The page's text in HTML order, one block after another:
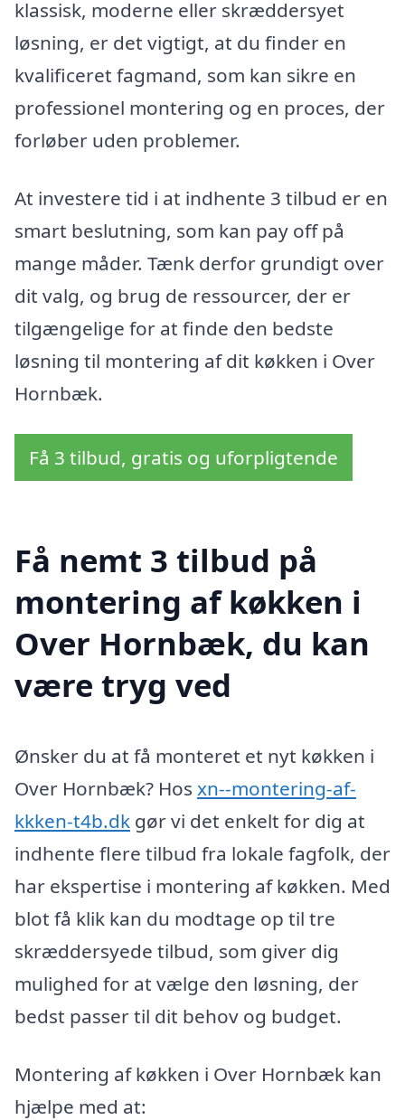
klassisk, moderne eller skræddersyet
løsning, er det vigtigt, at du finder en
kvalificeret fagmand, som kan sikre en
professionel montering og en proces, der
forløber uden problemer.
At investere tid i at indhente 3 tilbud er en
smart beslutning, som kan pay off på
mange måder. Tænk derfor grundigt over
dit valg, og brug de ressourcer, der er
tilgængelige for at finde den bedste
løsning til montering af dit køkken i Over
Hornbæk.
Få 3 tilbud, gratis og uforpligtende
Få nemt 3 tilbud på
montering af køkken i
Over Hornbæk, du kan
være tryg ved
Ønsker du at få monteret et nyt køkken i
Over Hornbæk? Hos xn--montering-af-
kkken-t4b.dk gør vi det enkelt for dig at
indhente flere tilbud fra lokale fagfolk, der
har ekspertise i montering af køkken. Med
blot få klik kan du modtage op til tre
skræddersyede tilbud, som giver dig
mulighed for at vælge den løsning, der
bedst passer til dit behov og budget.
Montering af køkken i Over Hornbæk kan
hjælpe med at: